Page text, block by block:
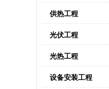
供热工程
光伏工程
光热工程
设备安装工程